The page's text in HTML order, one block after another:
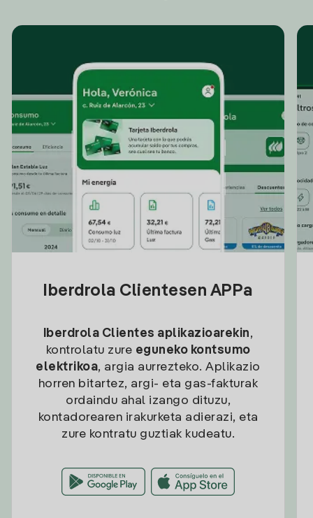
Iberdrola Clientesen APPa
Iberdrola Clientes aplikazioarekin,
kontrolatu zure eguneko kontsumo
elektrikoa, argia aurrezteko. Aplikazio
horren bitartez, argi- eta gas-fakturak
ordaindu ahal izango dituzu,
kontadorearen irakurketa adierazi, eta
zure kontratu guztiak kudeatu.